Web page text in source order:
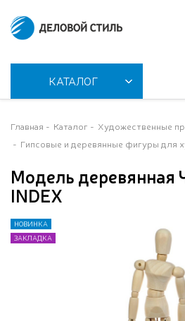
КАТАЛОГ
Главная Каталог
Художественные
Гипсовые и деревянные фигуры для
Модель деревянная
INDEX
НОВИНКА
ЗАКЛАДКА
НОВИНКА
ЗАКЛАДКА